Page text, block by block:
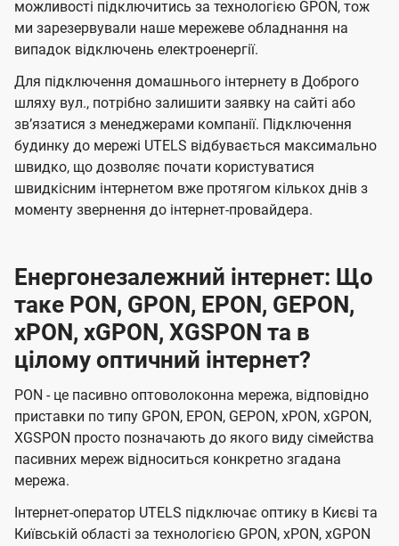
можливості підключитись за технологією GPON, тож
ми зарезервували наше мережеве обладнання на
випадок відключень електроенергії.
Для підключення домашнього інтернету в Доброго
шляху вул., потрібно залишити заявку на сайті або
звʼязатися з менеджерами компанії. Підключення
будинку до мережі UTELS відбувається максимально
швидко, що дозволяє почати користуватися
швидкісним інтернетом вже протягом кількох днів з
моменту звернення до інтернет-провайдера.
Енергонезалежний інтернет: Що
таке PON, GPON, EPON, GEPON,
xPON, xGPON, XGSPON та в
цілому оптичний інтернет?
PON - це пасивно оптоволоконна мережа, відповідно
приставки по типу GPON, EPON, GEPON, xPON, xGPON,
XGSPON просто позначають до якого виду сімейства
пасивних мереж відноситься конкретно згадана
мережа.
Інтернет-оператор UTELS підключає оптику в Києві та
Київській області за технологією GPON, xPON, xGPON